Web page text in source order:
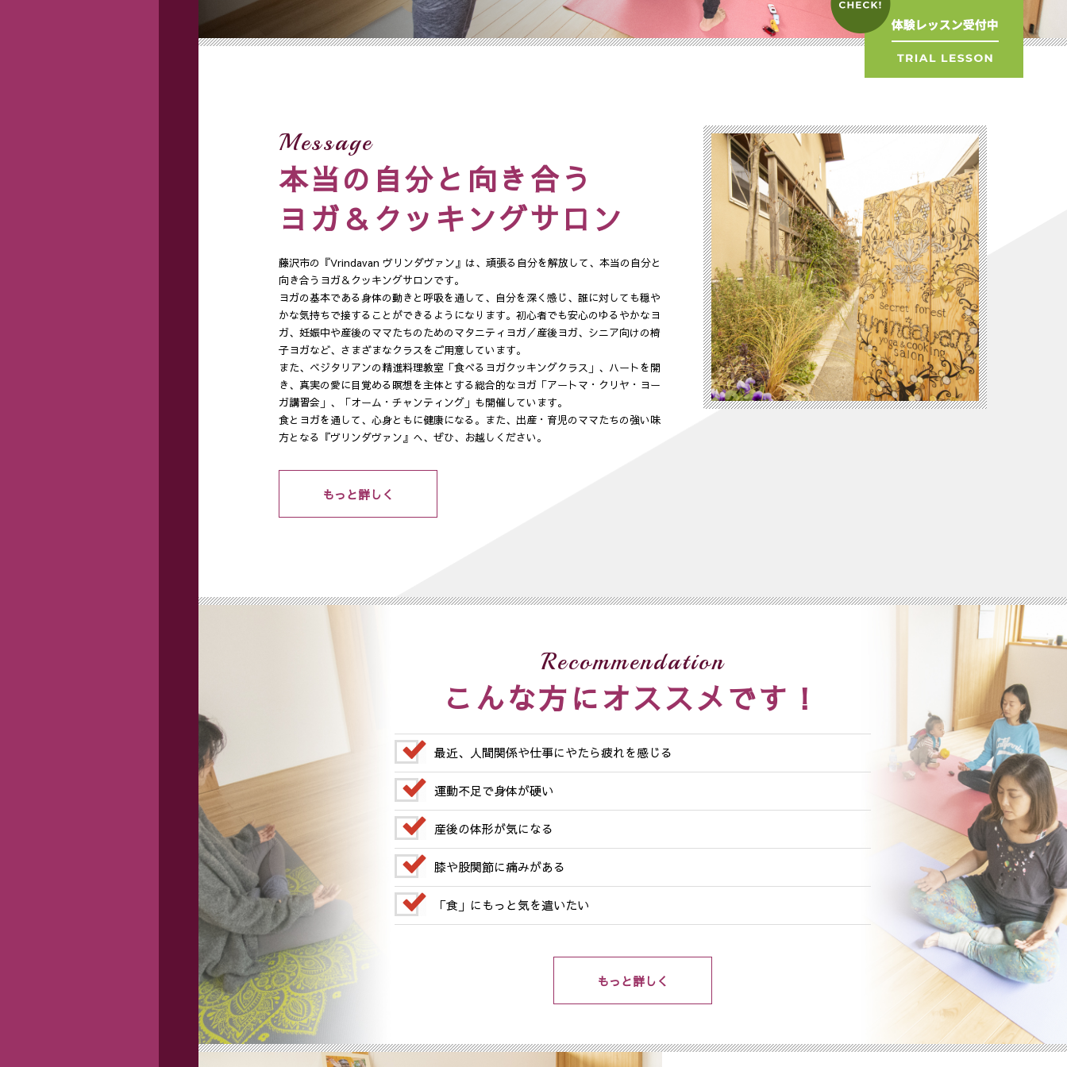
Message
本当の自分と向き合う
ヨガ＆クッキングサロン
藤沢市の『Vrindavan ヴリンダヴァン』は、頑張る自分を解放して、本当の自分と
向き合うヨガ＆クッキングサロンです。
ヨガの基本である身体の動きと呼吸を通して、自分を深く感じ、誰に対しても穏や
かな気持ちで接することができるようになります。初心者でも安心のゆるやかなヨ
ガ、妊娠中や産後のママたちのためのマタニティヨガ／産後ヨガ、シニア向けの椅
子ヨガなど、さまざまなクラスをご用意しています。
また、ベジタリアンの精進料理教室「食べるヨガクッキングクラス」、ハートを開
き、真実の愛に目覚める瞑想を主体とする総合的なヨガ「アートマ・クリヤ・ヨー
ガ講習会」、「オーム・チャンティング」も開催しています。
食とヨガを通して、心身ともに健康になる。また、出産・育児のママたちの強い味
方となる『ヴリンダヴァン』へ、ぜひ、お越しください。
もっと詳しく
Recommendation
こんな方にオススメです！
最近、人間関係や仕事にやたら疲れを感じる
運動不足で身体が硬い
産後の体形が気になる
膝や股関節に痛みがある
「食」にもっと気を遣いたい
もっと詳しく